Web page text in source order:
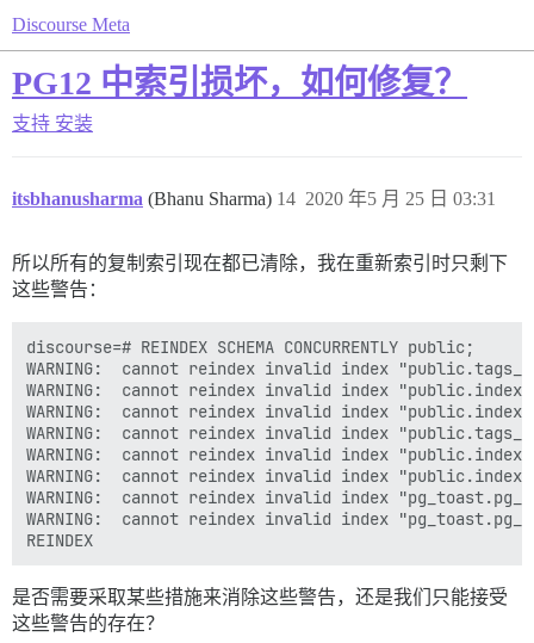
Discourse Meta
PG12 中索引损坏，如何修复？
支持 安装
itsbhanusharma (Bhanu Sharma) 2020 年5 月 25 日 03:31
14
所以所有的复制索引现在都已清除，我在重新索引时只剩下
这些警告：
discourse=# REINDEX SCHEMA CONCURRENTLY public;
WARNING:  cannot reindex invalid index
WARNING:  cannot reindex invalid index
WARNING:  cannot reindex invalid index
WARNING:  cannot reindex invalid index
WARNING:  cannot reindex invalid index
WARNING:  cannot reindex invalid index
WARNING:  cannot reindex invalid index
WARNING:  cannot reindex invalid index
是否需要采取某些措施来消除这些警告，还是我们只能接受
这些警告的存在？